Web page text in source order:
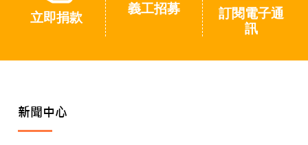
立即捐款
義工招募
訂閱電子通
訊
新聞中心